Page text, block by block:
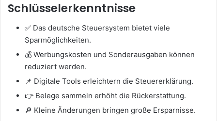
Schlüsselerkenntnisse
✅ Das deutsche Steuersystem bietet viele
Sparmöglichkeiten.
💰 Werbungskosten und Sonderausgaben können
reduziert werden.
📌 Digitale Tools erleichtern die Steuererklärung.
👉 Belege sammeln erhöht die Rückerstattung.
🔎 Kleine Änderungen bringen große Ersparnisse.